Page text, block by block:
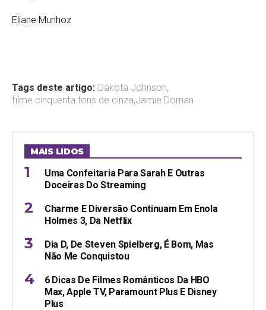
Eliane Munhoz
Tags deste artigo: Dakota Johnson,
filme cinquenta tons de cinza,Jamie Dornan
MAIS LIDOS
Uma Confeitaria Para Sarah E Outras
Doceiras Do Streaming
Charme E Diversão Continuam Em Enola
Holmes 3, Da Netflix
Dia D, De Steven Spielberg, É Bom, Mas
Não Me Conquistou
6 Dicas De Filmes Românticos Da HBO
Max, Apple TV, Paramount Plus E Disney
Plus